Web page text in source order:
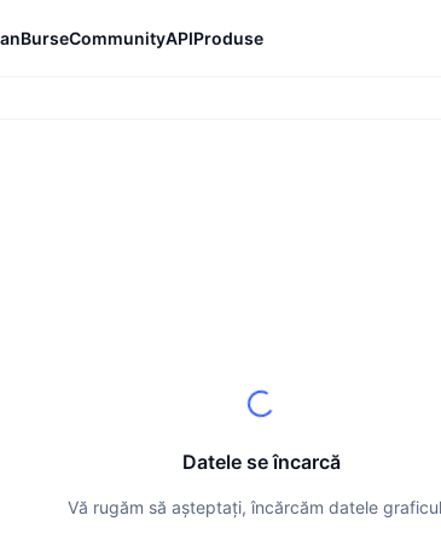
BurseCommunityAPIProduse
Datele se încarcă
Vă rugăm să așteptați, încărcăm datele